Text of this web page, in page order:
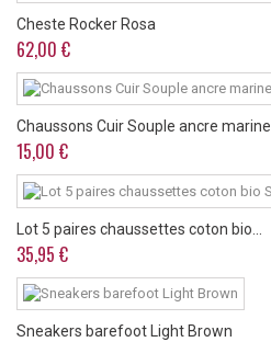
Cheste Rocker Rosa
62,00 €
Chaussons Cuir Souple ancre marine
15,00 €
Lot 5 paires chaussettes coton bio...
35,95 €
Sneakers barefoot Light Brown